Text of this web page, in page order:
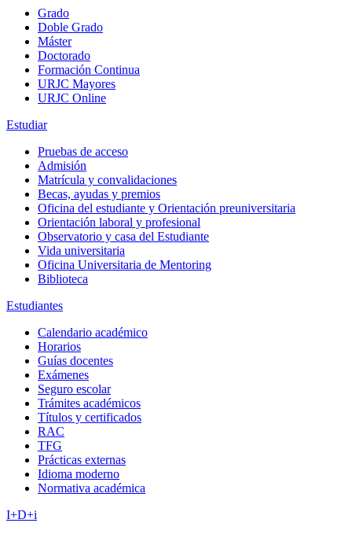
Grado
Doble Grado
Máster
Doctorado
Formación Continua
URJC Mayores
URJC Online
Estudiar
Pruebas de acceso
Admisión
Matrícula y convalidaciones
Becas, ayudas y premios
Oficina del estudiante y Orientación preuniversitaria
Orientación laboral y profesional
Observatorio y casa del Estudiante
Vida universitaria
Oficina Universitaria de Mentoring
Biblioteca
Estudiantes
Calendario académico
Horarios
Guías docentes
Exámenes
Seguro escolar
Trámites académicos
Títulos y certificados
RAC
TFG
Prácticas externas
Idioma moderno
Normativa académica
I+D+i